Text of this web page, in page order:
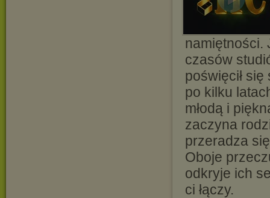
namiętności.
czasów
poświęcił
po kilku
młodą i
zaczyna
przeradza
Oboje
odkryje ich
ci łączy.